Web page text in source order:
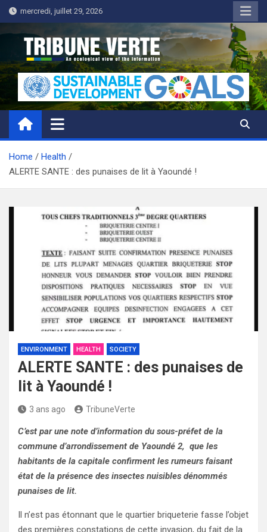
Skip
to
content
mercredi, juillet 29, 2026
Tribune Verte
Un regard écologique de l'information
Home
Health
ALERTE SANTE : des punaises de lit à Yaoundé !
ENVIRONMENT HEALTH SOCIETY
ALERTE SANTE : des punaises de
lit à Yaoundé !
3 ans ago TribuneVerte
C’est par une note d’information du sous-préfet de la
commune d’arrondissement de Yaoundé 2, que les
habitants de la capitale confirment les rumeurs faisant
état de la présence des insectes nuisibles dénommés
punaises de lit.
Il n’est pas étonnant que le quartier briqueterie fasse l’objet
des premières constations de cette invasion, du fait de la